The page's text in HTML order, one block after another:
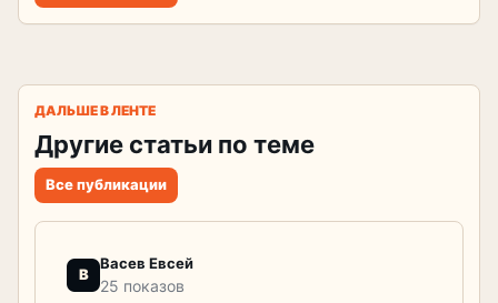
ДАЛЬШЕ В ЛЕНТЕ
Другие статьи по теме
Все публикации
В
Васев Евсей
25 показов